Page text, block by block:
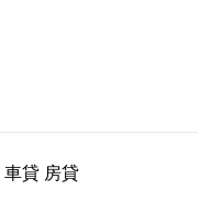
車貸 房貸